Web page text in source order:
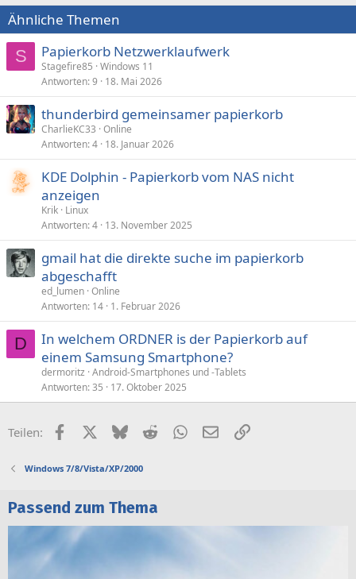
Ähnliche Themen
S Papierkorb Netzwerklaufwerk
Stagefire85 Windows 11
Antworten 9 18. Mai 2026
thunderbird gemeinsamer papierkorb
CharlieKC33 Online
Antworten 4 18. Januar 2026
KDE Dolphin - Papierkorb vom NAS nicht
anzeigen
Krik Linux
Antworten 4 13. November 2025
gmail hat die direkte suche im papierkorb
abgeschafft
ed_lumen Online
Antworten 14 1. Februar 2026
D
In welchem ORDNER is der Papierkorb auf
einem Samsung Smartphone?
dermoritz Android-Smartphones und -Tablets
Antworten 35 17. Oktober 2025
Teilen: FacebookX (Twitter)
BlueskyRedditWhatsApp
E-MailLink
Windows 7/8/Vista/XP/2000
Passend zum Thema